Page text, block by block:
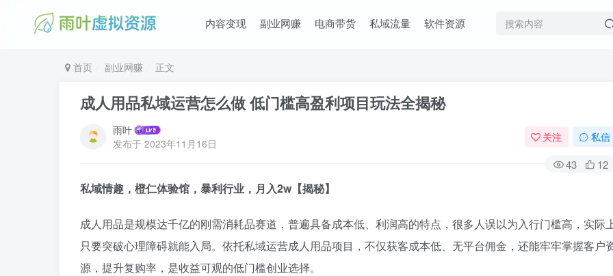
内容变现 副业网赚 电商带货 私域流量 软件资源
首页 副业网赚 正文
成人用品私域运营怎么做 低门槛高盈利项目玩法全揭秘
雨叶
发布于 2023年11月16日 关注 私信
43 12
私域情趣，橙仁体验馆，暴利行业，月入2w【揭秘】
成人用品是规模达千亿的刚需消耗品赛道，普遍具备成本低、利润高的特点，很多人误以为入行门槛高，实际
只要突破心理障碍就能入局。依托私域运营成人用品项目，不仅获客成本低、无平台佣金，还能牢牢掌握客户
源，提升复购率，是收益可观的低门槛创业选择。